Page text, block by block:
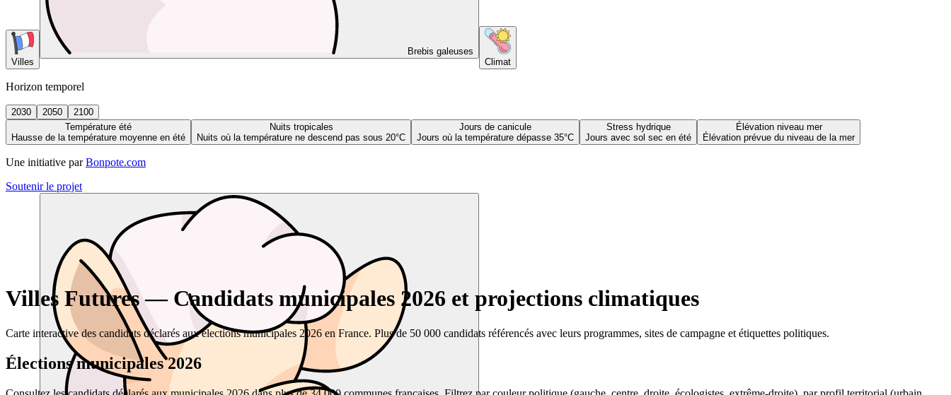
Villes
Brebis galeuses
Climat
Horizon temporel
2030 2050
2100
Température été
Hausse de la température moyenne en été
Nuits tropicales
Nuits où la température ne descend pas sous 20°C
Jours de canicule
Jours où la température dépasse 35°C
Stress hydrique
Jours avec sol sec en été
Élévation niveau mer
Élévation prévue du niveau de la mer
Une initiative par Bonpote.com
Soutenir le projet
Villes Futures — Candidats municipales 2026 et projections climatiques
Carte interactive des candidats déclarés aux élections municipales 2026 en France. Plus de 50 000 candidats référencés avec leurs programmes, sites de campagne et étiquettes politiques.
Élections municipales 2026